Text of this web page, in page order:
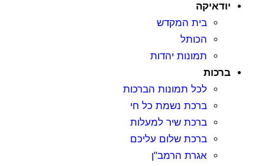
יודאיקה
בית המקדש
הכותל
תמונות יהדות
ברכות
לכל תמונות הברכות
ברכת נשמת כל חי
ברכת שיר למעלות
ברכת שלום עליכם
אגרת הרמב"ן